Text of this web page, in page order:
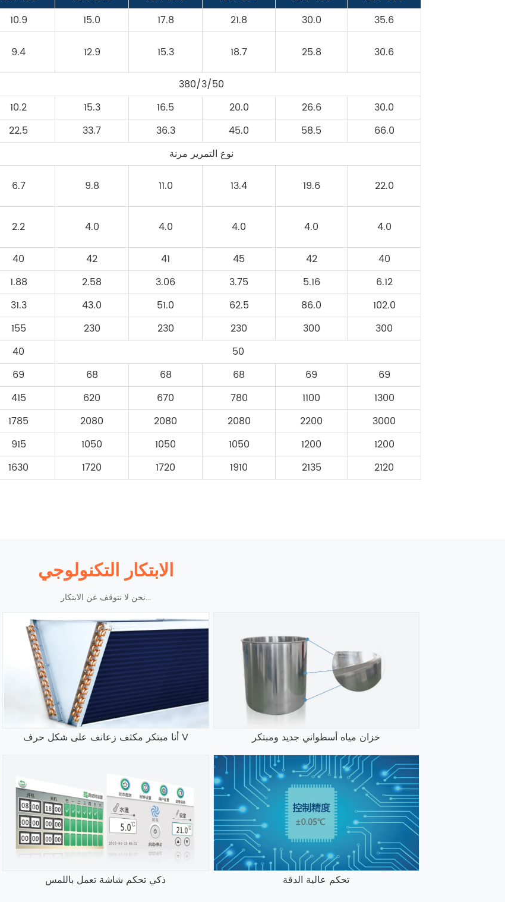
10.9 15.0 17.8 21.8 30.0
35.6
9.4 12.9 15.3 18.7 25.8 30.6
380/3/50
10.2 15.3 16.5 20.0 26.6
30.0
22.5 33.7 36.3 45.0 58.5 66.0
نوع التمرير مرنة
6.7 9.8 11.0 13.4 19.6 22.0
2.2 4.0 4.0 4.0 4.0 4.0
40 42 41 45 42
40
1.88 2.58 3.06 3.75 5.16
6.12
31.3 43.0 51.0 62.5 86.0
102.0
155 230 230 230 300
300
40
50
69 68 68 68 69
69
415 620 670 780 1100 1300
1785 2080 2080 2080 2200
3000
915 1050 1050 1050 1200
1200
1630 1720 1720 1910 2135
2120
الابتكار التكنولوجي
نحن لا نتوقف عن الابتكار...
أنا مبتكر مكثف زعانف على شكل حرف V خزان مياه أسطواني جديد ومبتكر
ذكي تحكم شاشة تعمل باللمس تحكم عالية الدقة